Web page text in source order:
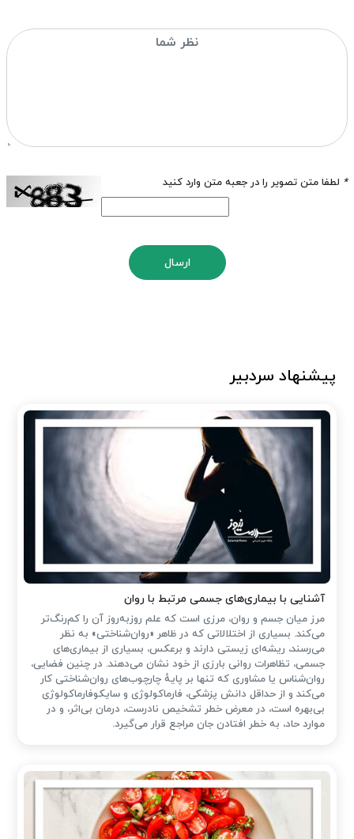
* لطفا متن تصویر را در جعبه متن وارد کنید
ارسال
پیشنهاد سردبیر
آشنایی با بیماری‌های جسمی مرتبط با روان
مرز میان جسم و روان، مرزی است که علم روزبه‌روز آن را کم‌رنگ‌تر
می‌کند. بسیاری از اختلالاتی که در ظاهر «روان‌شناختی» به نظر
می‌رسند، ریشه‌ای زیستی دارند و برعکس، بسیاری از بیماری‌های
جسمی، تظاهرات روانی بارزی از خود نشان می‌دهند. در چنین فضایی،
روان‌شناس یا مشاوری که تنها بر پایهٔ چارچوب‌های روان‌شناختی کار
می‌کند و از حداقل دانش پزشکی، فارماکولوژی و سایکوفارماکولوژی
بی‌بهره است، در معرض خطر تشخیص نادرست، درمان بی‌اثر، و در
موارد حاد، به خطر افتادن جان مراجع قرار می‌گیرد.